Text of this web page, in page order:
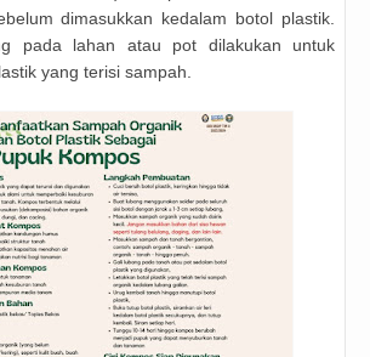
dimasukkan kedalam botol plastik.
pada lahan atau pot dilakukan untuk
yang terisi sampah.